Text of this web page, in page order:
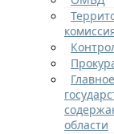
области